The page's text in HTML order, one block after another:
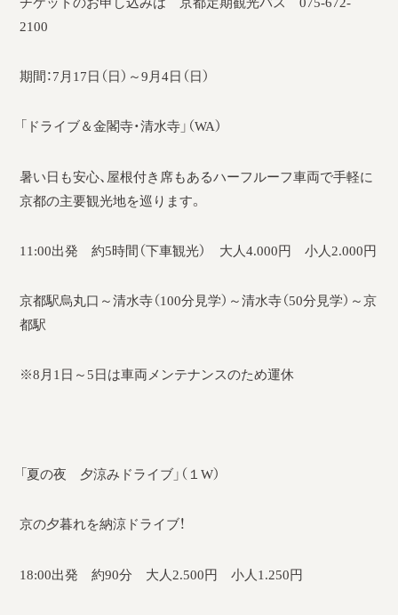
2100
期間：7月17日（日）～9月4日（日）
「ドライブ＆金閣寺・清水寺」（WA）
暑い日も安心、屋根付き席もあるハーフルーフ車両で手軽に
京都の主要観光地を巡ります。
11:00出発 約5時間（下車観光） 大人4.000円 小人2.000円
京都駅烏丸口～清水寺（100分見学）～清水寺（50分見学）～京
都駅
※8月1日～5日は車両メンテナンスのため運休
「夏の夜 夕涼みドライブ」（１W）
京の夕暮れを納涼ドライブ！
18:00出発 約90分 大人2.500円 小人1.250円